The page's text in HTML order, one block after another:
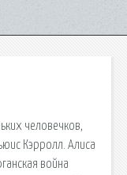
человечков,
Кэрролл. Алиса
война